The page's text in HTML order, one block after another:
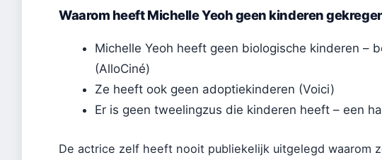
Waarom heeft Michelle Yeoh geen kinderen
Michelle Yeoh heeft geen biologische kinderen –
(AlloCiné)
Ze heeft ook geen adoptiekinderen (Voici)
Er is geen tweelingzus die kinderen heeft – een
De actrice zelf heeft nooit publiekelijk uitgelegd waarom